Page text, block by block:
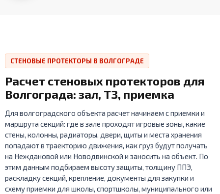
СТЕНОВЫЕ ПРОТЕКТОРЫ В ВОЛГОГРАДЕ
Расчет стеновых протекторов для
Волгограда: зал, ТЗ, приемка
Для волгоградского объекта расчет начинаем с приемки и
маршрута секций: где в зале проходят игровые зоны, какие
стены, колонны, радиаторы, двери, щиты и места хранения
попадают в траекторию движения, как груз будут получать
на Неждановой или Новодвинской и заносить на объект. По
этим данным подбираем высоту защиты, толщину ППЭ,
раскладку секций, крепление, документы для закупки и
схему приемки для школы, спортшколы, муниципального или